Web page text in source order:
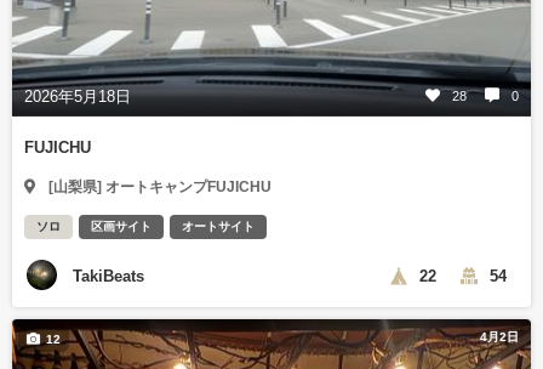
2026年5月18日 28 0
FUJICHU
[山梨県] オートキャンプFUJICHU
ソロ 区画サイト オートサイト
TakiBeats 22 54
4月2日
12